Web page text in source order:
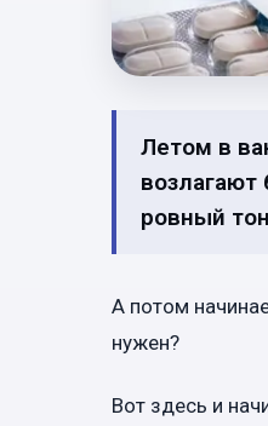
Летом в
ровный
А потом
нужен?
Вот здесь и